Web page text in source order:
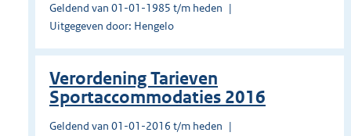
Geldend van 01-01-1985 t/m heden
Uitgegeven door: Hengelo
Verordening Tarieven
Sportaccommodaties 2016
Geldend van 01-01-2016 t/m heden